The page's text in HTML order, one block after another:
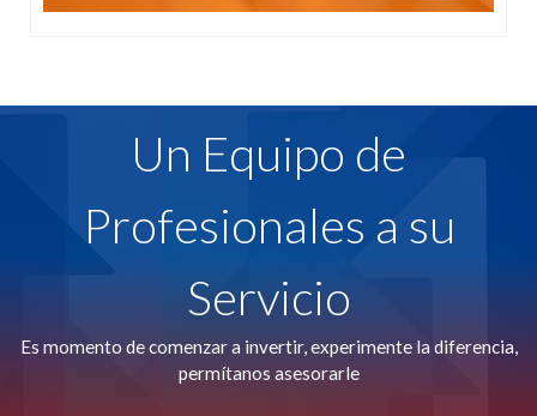
Un Equipo de
Profesionales a su
Servicio
Es momento de comenzar a invertir, experimente la diferencia,
permítanos asesorarle